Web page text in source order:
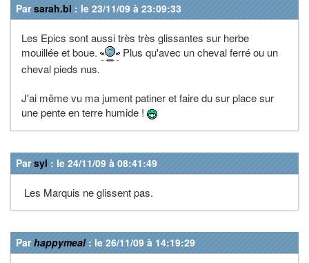
Parsarah.bl : le 23/11/09 à 23:09:33
Les Epics sont aussi très très glissantes sur herbe
mouillée et boue.
Plus qu'avec un cheval ferré ou un
cheval pieds nus.
J'ai même vu ma jument patiner et faire du sur place sur
une pente en terre humide !
Parsyl : le 24/11/09 à 08:41:49
Les Marquis ne glissent pas.
Parhappymeal: le 26/11/09 à 14:19:29